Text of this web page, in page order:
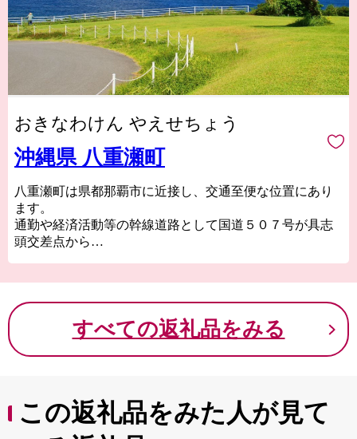
おきなわけん やえせちょう
沖縄県 八重瀬町
八重瀬町は県都那覇市に近接し、交通至便な位置にあり
ます。
通勤や経済活動等の幹線道路として国道５０７号が具志
頭交差点から
にそれらの国道と連結する形で県道が８路線走っていま
また、那覇空港自動車道南風原南インターチェンジが町
域に近接するなど、各方面へのアクセスが容易です。
具志頭海岸に代表される
豊かな自然や新人化石骨で国際的にも貴重な「港川
すべての返礼品をみる
この返礼品をみた人が見て